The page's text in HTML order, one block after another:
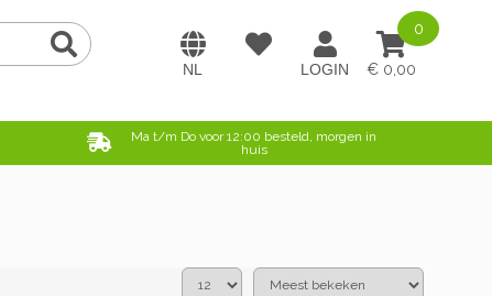
0,00
0
Ma t/m Do voor 12:00 besteld, morgen in
huis